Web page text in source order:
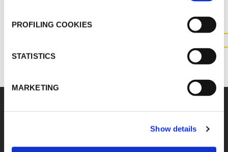
PROFILING COOKIES
STATISTICS
MARKETING
Show details
Accessori